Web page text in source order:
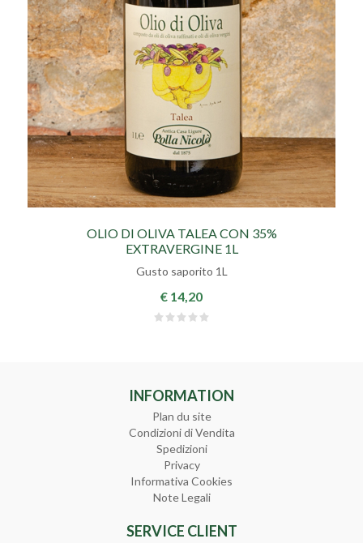
OLIO DI OLIVA TALEA CON 35%
EXTRAVERGINE 1L
Gusto saporito 1L
€ 14,20
INFORMATION
Plan du site
Condizioni di Vendita
Spedizioni
Privacy
Informativa Cookies
Note Legali
SERVICE CLIENT